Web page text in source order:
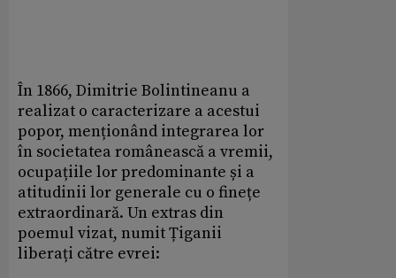
În 1866, Dimitrie Bolintineanu a
realizat o caracterizare a acestui
popor, menționând integrarea lor
în societatea românească a vremii,
ocupațiile lor predominante și a
atitudinii lor generale cu o finețe
extraordinară. Un extras din
poemul vizat, numit Țiganii
liberați către evrei: